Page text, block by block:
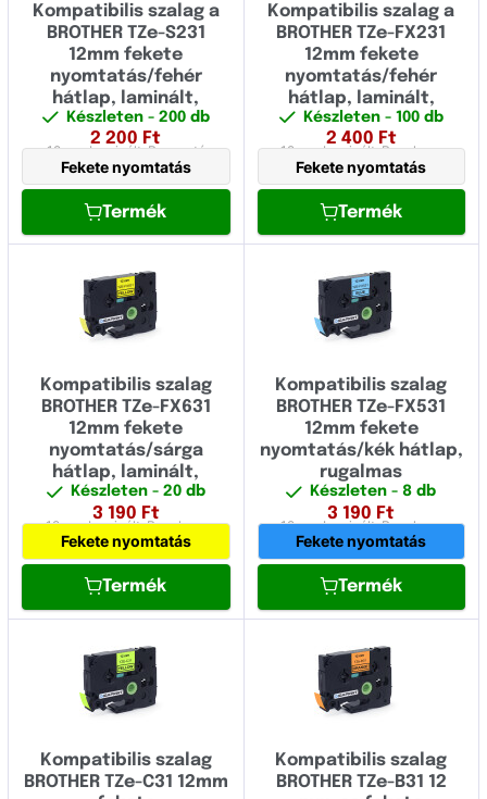
Kompatibilis szalag a
BROTHER TZe-S231
12mm fekete
nyomtatás/fehér
hátlap, laminált,
rendkívül ragadós
Készleten - 200 db
2 200 Ft
12 mmLaminált,Ragasztó
Fekete nyomtatás
Termék
Kompatibilis szalag a
BROTHER TZe-FX231
12mm fekete
nyomtatás/fehér
hátlap, laminált,
rugalmas
Készleten - 100 db
2 400 Ft
12 mmLaminált,Rugalmas
Fekete nyomtatás
Termék
Kompatibilis szalag
BROTHER TZe-FX631
12mm fekete
nyomtatás/sárga
hátlap, laminált,
rugalmas
Készleten - 20 db
3 190 Ft
12 mmLaminált,Rugalmas
Fekete nyomtatás
Termék
Kompatibilis szalag
BROTHER TZe-FX531
12mm fekete
nyomtatás/kék hátlap,
rugalmas
Készleten- 8 db
3 190 Ft
12 mmLaminált,Rugalmas
Fekete nyomtatás
Termék
Kompatibilis szalag
BROTHER TZe-C31 12mm
Kompatibilis szalag
BROTHER TZe-B31 12